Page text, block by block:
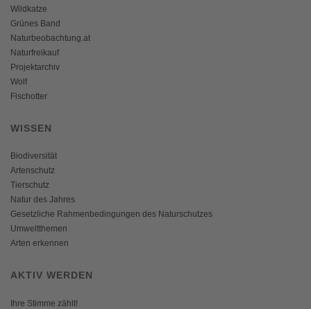
Wildkatze
Grünes Band
Naturbeobachtung.at
Naturfreikauf
Projektarchiv
Wolf
Fischotter
WISSEN
Biodiversität
Artenschutz
Tierschutz
Natur des Jahres
Gesetzliche Rahmenbedingungen des Naturschutzes
Umweltthemen
Arten erkennen
AKTIV WERDEN
Ihre Stimme zählt!